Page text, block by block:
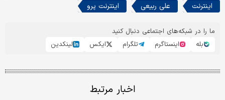
اینترنت علی ربیعی اینترنت پرو
ما را در شبکه‌های اجتماعی دنبال کنید
بله
اینستاگرم تلگرام ایکس لینکدین
اخبار مرتبط